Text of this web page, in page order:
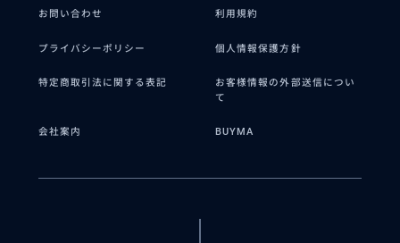
お問い合わせ 利用規約
プライバシーポリシー 個人情報保護方針
特定商取引法に関する表記
お客様情報の外部送信につい
て
会社案内 BUYMA